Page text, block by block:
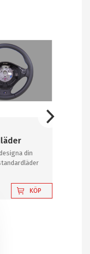
din
i favoriter
KÖP